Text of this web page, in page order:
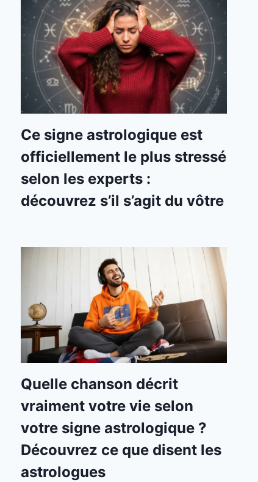
Ce signe astrologique est
officiellement le plus stressé
selon les experts :
découvrez s’il s’agit du vôtre
Quelle chanson décrit
vraiment votre vie selon
votre signe astrologique ?
Découvrez ce que disent les
astrologues